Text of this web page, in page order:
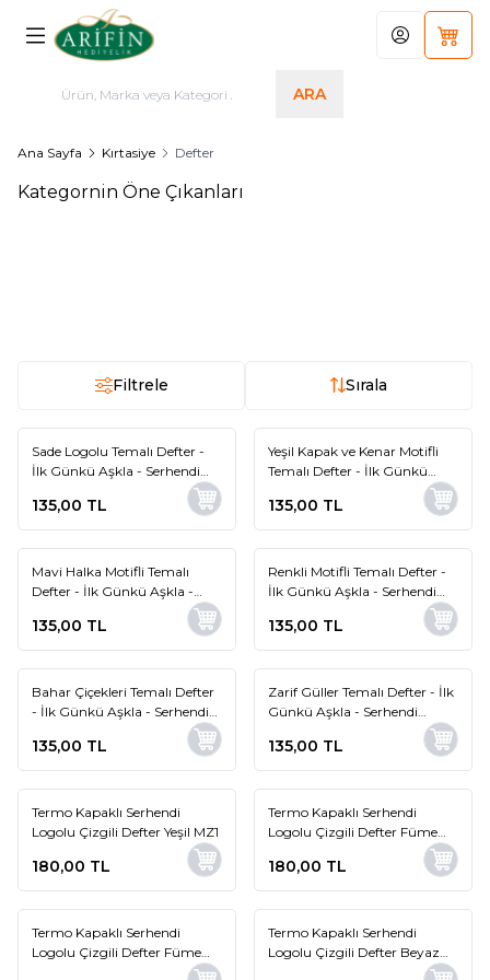
ARA
Hesabım
Ana Sayfa Kırtasiye Defter
Kategornin Öne Çıkanları
Filtrele Sırala
Sade Logolu Temalı Defter -
İlk Günkü Aşkla - Serhendi
Logolu - Bahar Temalı M2
135,00 TL
Yeşil Kapak ve Kenar Motifli
Temalı Defter - İlk Günkü
Aşkla - Serhendi Logolu -
Bahar Temalı M3
135,00 TL
Mavi Halka Motifli Temalı
Defter - İlk Günkü Aşkla -
Temalı M4
135,00 TL
Renkli Motifli Temalı Defter -
İlk Günkü Aşkla - Serhendi
Logolu - Bahar Temalı M5
135,00 TL
Bahar Çiçekleri Temalı Defter
- İlk Günkü Aşkla - Serhendi
Logolu - Bahar Temalı M6
135,00 TL
Zarif Güller Temalı Defter - İlk
Günkü Aşkla - Serhendi
Logolu - Bahar Temalı M8
135,00 TL
Termo Kapaklı Serhendi
Logolu Çizgili Defter Yeşil MZ1
180,00 TL
Termo Kapaklı Serhendi
Logolu Çizgili Defter Füme
180,00 TL
Termo Kapaklı Serhendi
Logolu Çizgili Defter Füme
Termo Kapaklı Serhendi
Logolu Çizgili Defter Beyaz